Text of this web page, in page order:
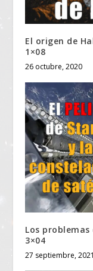
El origen de
1×08
26 octubre, 2020
Los
3×04
27 septiembre, 2021